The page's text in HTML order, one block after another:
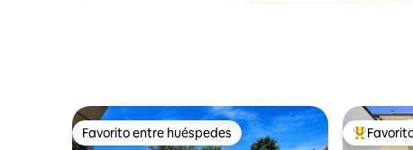
Favorito entre huéspedes
Favorito entre huéspedes Favorito